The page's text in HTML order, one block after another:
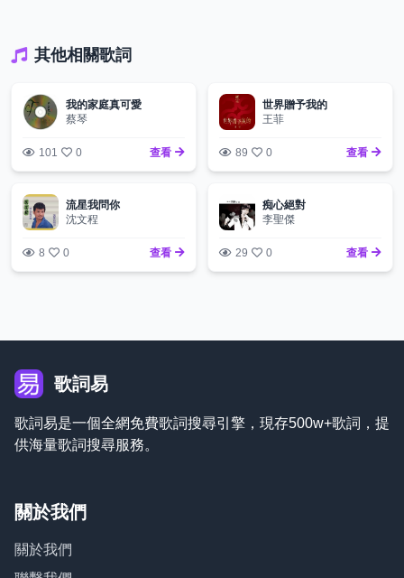
其他相關歌詞
我的家庭真可愛
蔡琴
101 0 查看
世界贈予我的
王菲
89 0 查看
流星我問你
沈文程
8 0 查看
痴心絕對
李聖傑
29 0 查看
歌詞易
歌詞易是一個全網免費歌詞搜尋引擎，現存500w+歌詞，提
供海量歌詞搜尋服務。
關於我們
關於我們